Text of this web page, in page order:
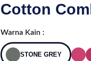
Cotton
Warna Kain :
STONE GREY